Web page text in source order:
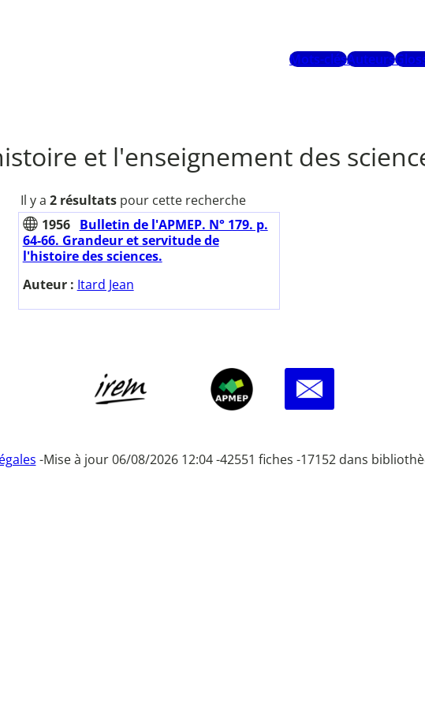
Mots-clésAuteurs
et l'enseignement des
Il y a 2 résultats pour cette recherche
1956
Bulletin de l'APMEP. N° 179. p.
64-66. Grandeur et servitude de
l'histoire des sciences.
Auteur : Itard Jean
-Mise à jour 06/08/2026 12:04 -42551 fiches -17152 dans